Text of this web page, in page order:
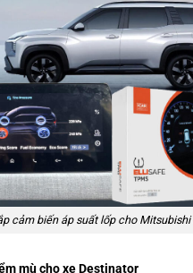
cảm biến áp suất lốp cho
mù cho xe Destinator